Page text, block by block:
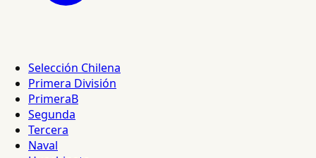
Selección Chilena
Primera División
PrimeraB
Segunda
Tercera
Naval